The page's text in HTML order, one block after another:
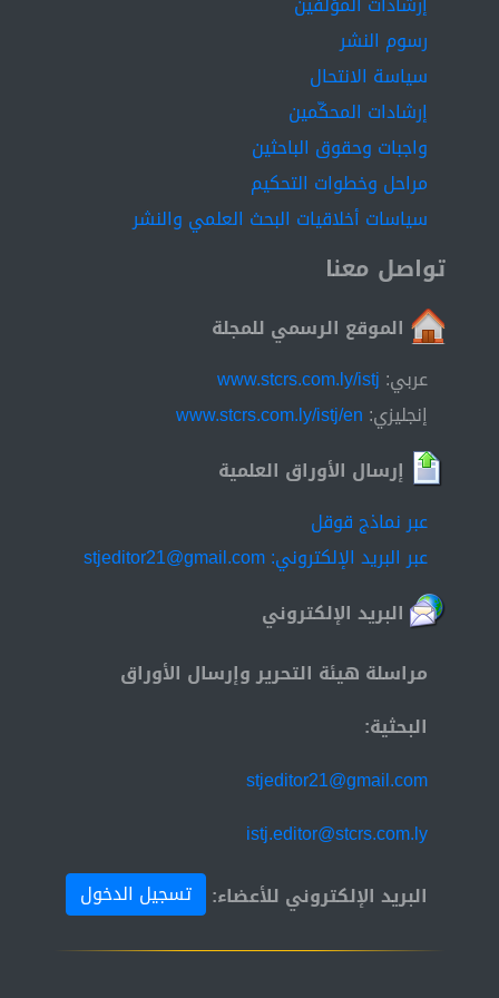
رسوم النشر
سياسة الانتحال
إرشادات المحكّمين
واجبات وحقوق الباحثين
مراحل وخطوات التحكيم
سياسات أخلاقيات البحث العلمي والنشر
تواصل معنا
الموقع الرسمي للمجلة
عربي: www.stcrs.com.ly/istj
إنجليزي: www.stcrs.com.ly/istj/en
إرسال الأوراق العلمية
عبر نماذج قوقل
عبر البريد الإلكتروني: stjeditor21@gmail.com
البريد الإلكتروني
مراسلة هيئة التحرير وإرسال الأوراق
البحثية:
stjeditor21@gmail.com
istj.editor@stcrs.com.ly
البريد الإلكتروني للأعضاء:
تسجيل الدخول